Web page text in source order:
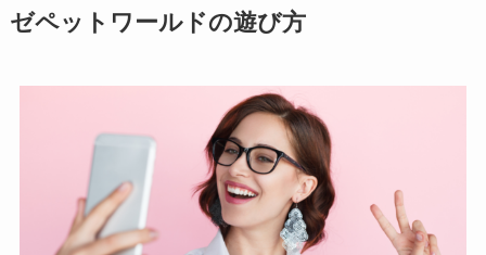
ゼペットワールドの遊び方